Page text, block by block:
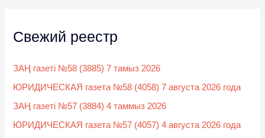
Свежий реестр
ЗАҢ газеті №58 (3885) 7 тамыз 2026
ЮРИДИЧЕСКАЯ газета №58 (4058) 7 августа 2026 года
ЗАҢ газеті №57 (3884) 4 таммыз 2026
ЮРИДИЧЕСКАЯ газета №57 (4057) 4 августа 2026 года